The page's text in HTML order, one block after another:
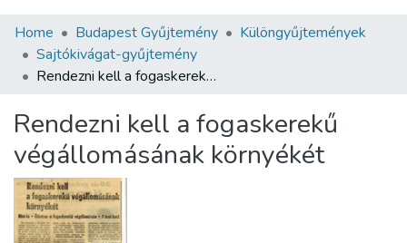
Communities & Collections
All of DSpace
About us
Home Budapest Gyűjtemény
Különgyűjtemények
Sajtókivágat-gyűjtemény
Rendezni kell a fogaskerekű végállomásának környékét
Rendezni kell a fogaskerekű
végállomásának környékét